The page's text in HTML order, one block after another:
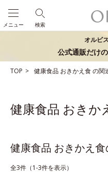
検索
メニュー
オルビ
公式通販だけ
TOP 健康食品 おきかえ食の関
健康食品 おきか
健康食品 おきかえ
全3件（1-3件を表示）